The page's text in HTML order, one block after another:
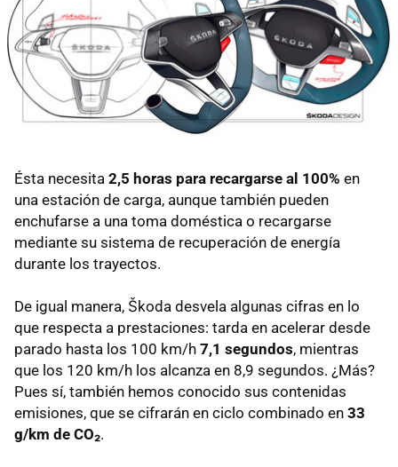
Ésta necesita 2,5 horas para recargarse al 100% en
una estación de carga, aunque también pueden
enchufarse a una toma doméstica o recargarse
mediante su sistema de recuperación de energía
durante los trayectos.
De igual manera, Škoda desvela algunas cifras en lo
que respecta a prestaciones: tarda en acelerar desde
parado hasta los 100 km/h 7,1 segundos, mientras
que los 120 km/h los alcanza en 8,9 segundos. ¿Más?
Pues sí, también hemos conocido sus contenidas
emisiones, que se cifrarán en ciclo combinado en 33
g/km de CO₂.